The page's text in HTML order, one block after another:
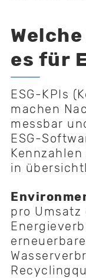
es für
ESG-KPIs
machen
messbar
ESG-
in
pro Umsatz